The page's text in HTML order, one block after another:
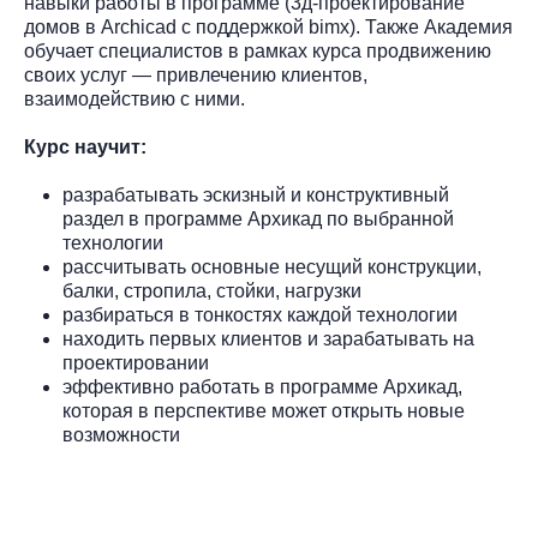
домов в Archicad с поддержкой bimx). Также Академия
обучает специалистов в рамках курса продвижению
своих услуг — привлечению клиентов,
взаимодействию с ними.
Курс научит:
разрабатывать эскизный и конструктивный
раздел в программе Архикад по выбранной
технологии
рассчитывать основные несущий конструкции,
балки, стропила, стойки, нагрузки
разбираться в тонкостях каждой технологии
находить первых клиентов и зарабатывать на
проектировании
эффективно работать в программе Архикад,
которая в перспективе может открыть новые
возможности